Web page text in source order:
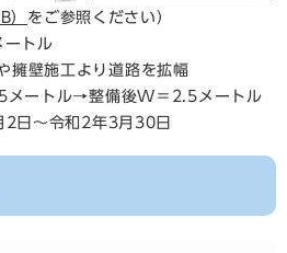
） をご参照ください）
トル
擁壁施工より道路を拡幅
メートル→整備後W＝2.5メートル
日～令和2年3月30日